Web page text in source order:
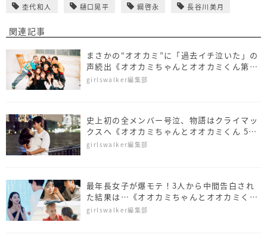
杢代和人 樋口晃平 綱啓永 長谷川美月
関連記事
まさかの“オオカミ”に「過去イチ泣いた」の
声続出《オオカミちゃんとオオカミくん第9
話~最終話ダイジェスト》
girlswalker編集部
史上初の全メンバー号泣、物語はクライマッ
クスへ《オオカミちゃんとオオカミくん 5~8
話ダイジェスト》
girlswalker編集部
最年長女子が爆モテ！3人から中間告白され
た結果は…《オオカミちゃんとオオカミくん
1~4話ダイジェスト》
girlswalker編集部